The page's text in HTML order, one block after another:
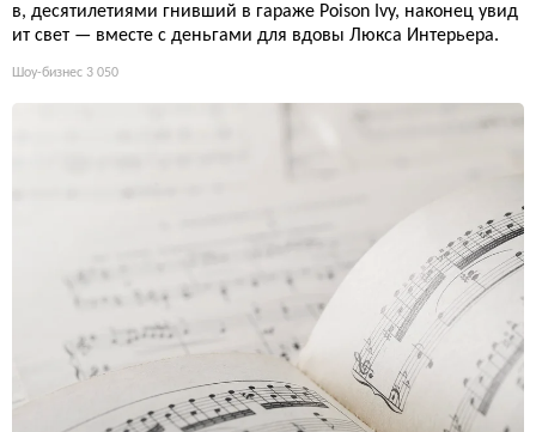
в, десятилетиями гнивший в гараже Poison Ivy, наконец увид
ит свет — вместе с деньгами для вдовы Люкса Интерьера.
Шоу-бизнес 3 050